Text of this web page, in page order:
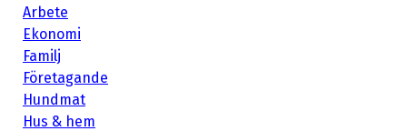
Arbete
Ekonomi
Familj
Företagande
Hundmat
Hus & hem